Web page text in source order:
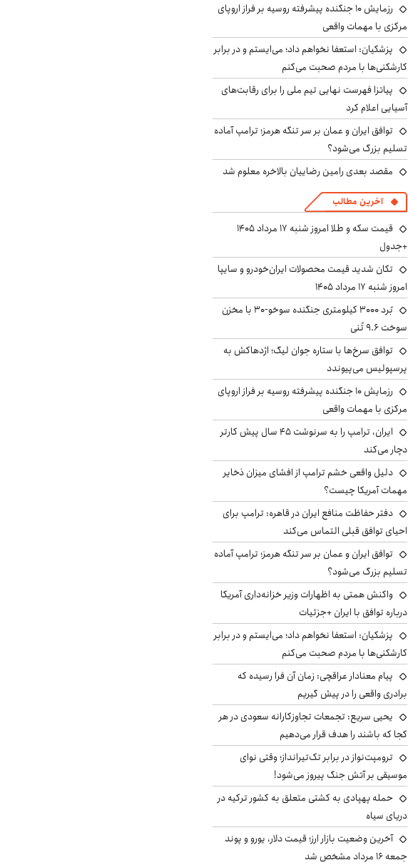
رزمایش ۱۰ جنگنده پیشرفته روسیه بر فراز اروپای
مرکزی با مهمات واقعی
پزشکیان: استعفا نخواهم داد؛ می‌ایستم و در برابر
کارشکنی‌ها با مردم صحبت می‌کنم
پیاتزا فهرست نهایی تیم ملی را برای رقابت‌های
آسیایی اعلام کرد
توافق ایران و عمان بر سر تنگه هرمز؛ ترامپ آماده
تسلیم بزرگ می‌شود؟
مقصد بعدی رامین رضاییان بالاخره معلوم شد
آخرین مطالب
قیمت سکه و طلا امروز شنبه ۱۷ مرداد ۱۴۰۵
+جدول
تکان شدید قیمت محصولات ایران‌خودرو و سایپا
امروز شنبه ۱۷ مرداد ۱۴۰۵
بُرد ۳۰۰۰ کیلومتری جنگنده سوخو-۳۰ با مخزن
سوخت ۹.۶ تُنی
توافق سرخ‌ها با ستاره جوان لیگ؛ اژدهاکش به
پرسپولیس می‌پیوندد
رزمایش ۱۰ جنگنده پیشرفته روسیه بر فراز اروپای
مرکزی با مهمات واقعی
ایران، ترامپ را به سرنوشت ۴۵ سال پیش کارتر
دچار می‌کند
دلیل واقعی خشم ترامپ از افشای میزان ذخایر
مهمات آمریکا چیست؟
دفتر حفاظت منافع ایران در قاهره: ترامپ برای
احیای توافق قبلی التماس می‌کند
توافق ایران و عمان بر سر تنگه هرمز؛ ترامپ آماده
تسلیم بزرگ می‌شود؟
واکنش همتی به اظهارات وزیر خزانه‌داری آمریکا
درباره توافق با ایران +جزئیات
پزشکیان: استعفا نخواهم داد؛ می‌ایستم و در برابر
کارشکنی‌ها با مردم صحبت می‌کنم
پیام معنادار عراقچی: زمان آن فرا رسیده که
برادری واقعی را در پیش گیریم
یحیی سریع: تجمعات تجاوزکارانه سعودی در هر
کجا که باشند را هدف قرار می‌دهیم
ترومپت‌نواز در برابر تک‌تیرانداز؛ وقتی نوای
موسیقی بر آتش جنگ پیروز می‌شود!
حمله پهپادی به کشتی متعلق به کشور ترکیه در
دریای سیاه
آخرین وضعیت بازار ارز؛ قیمت دلار، یورو و پوند
جمعه ۱۶ مرداد مشخص شد